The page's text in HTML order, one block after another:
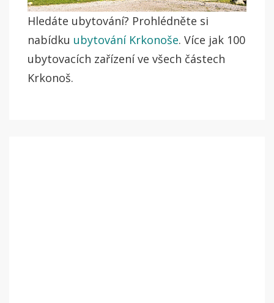
Hledáte ubytování? Prohlédněte si
nabídku ubytování Krkonoše. Více jak 100
ubytovacích zařízení ve všech částech
Krkonoš.